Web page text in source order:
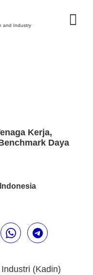
and Industry
Kerja,
Daya
(Kadin)